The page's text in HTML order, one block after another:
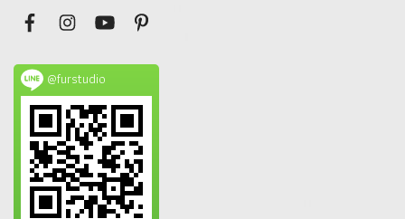
@furstudio